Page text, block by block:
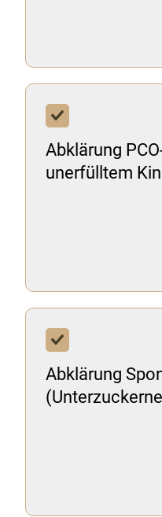
Abklärung
unerfülltem
Abklärung